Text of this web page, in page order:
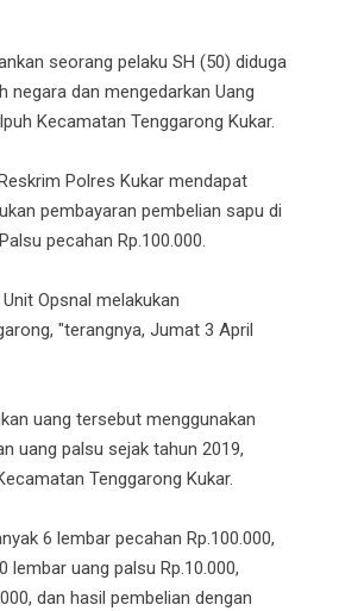
seorang pelaku SH (50) diduga
negara dan mengedarkan Uang
Kecamatan Tenggarong Kukar.
Polres Kukar mendapat
pembayaran pembelian sapu di
pecahan Rp.100.000.
Opsnal melakukan
"terangnya, Jumat 3 April
uang tersebut menggunakan
uang palsu sejak tahun 2019,
Tenggarong Kukar.
6 lembar pecahan Rp.100.000,
lembar uang palsu Rp.10.000,
dan hasil pembelian dengan